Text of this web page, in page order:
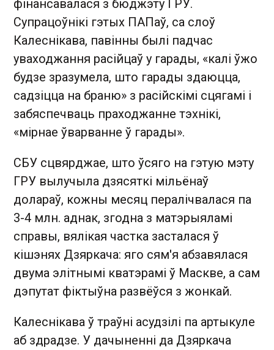
фінансавалася з бюджэту ГРУ.
Супрацоўнікі гэтых ПАПаў, са слоў
Калеснікава, павінны былі падчас
уваходжання расійцаў у гарады, «калі ўжо
будзе зразумела, што гарады здаюцца,
садзіцца на браню» з расійскімі сцягамі і
забяспечваць праходжанне тэхнікі,
«мірнае ўварванне ў гарады».
СБУ сцвярджае, што ўсяго на гэтую мэту
ГРУ вылучыла дзясяткі мільёнаў
долараў, кожны месяц пералічвалася па
3-4 млн. аднак, згодна з матэрыяламі
справы, вялікая частка засталася ў
кішэнях Дзяркача: яго сям'я абзавялася
двума элітнымі кватэрамі ў Маскве, а сам
дэпутат фіктыўна развёўся з жонкай.
Калеснікава ў траўні асудзілі па артыкуле
аб здрадзе. У дачыненні да Дзяркача